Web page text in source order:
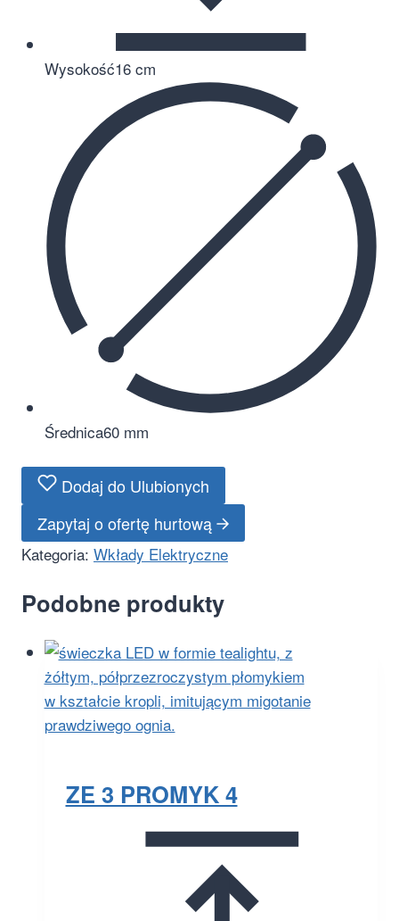
Wysokość16 cm
Średnica60 mm
Dodaj do Ulubionych
Zapytaj o ofertę hurtową
Kategoria: Wkłady Elektryczne
Podobne produkty
ZE 3 PROMYK 4